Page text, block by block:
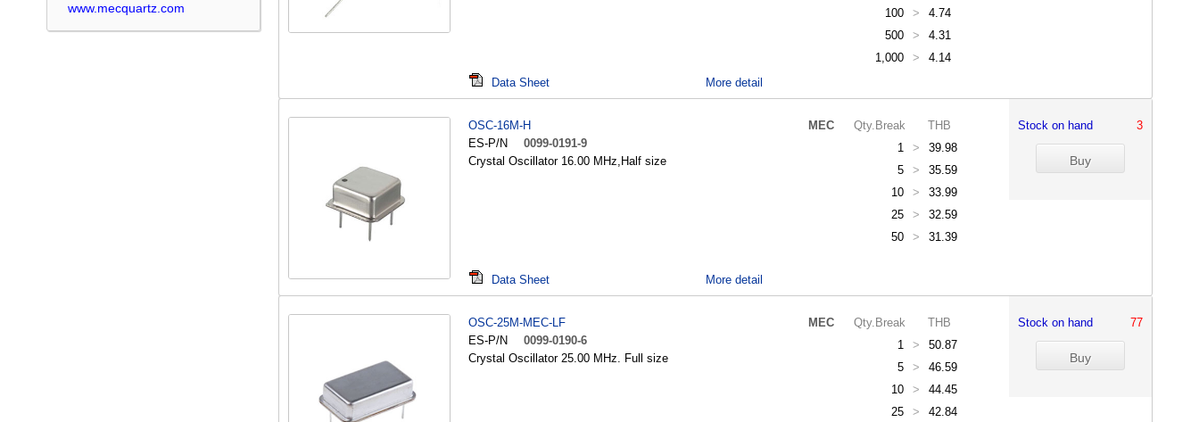
www.mecquartz.com
100
>
4.74
500
>
4.31
1,000
> 4.14
Data Sheet More detail
OSC-16M-H
MEC
ES-P/N
0099-0191-9
Crystal Oscillator 16.00 MHz,Half size
Qty.Break
THB
1
>
39.98
5
>
35.59
10
>
33.99
25
>
32.59
50
> 31.39
Stock on hand 3
Data Sheet More detail
OSC-25M-MEC-LF
MEC
ES-P/N
0099-0190-6
Crystal Oscillator 25.00 MHz. Full size
Qty.Break
THB
1
>
50.87
5
>
46.59
10
>
44.45
25
>
42.84
Stock on hand 77